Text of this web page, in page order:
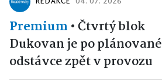
Premium •Čtvrtý blok
Dukovan je po plánované
odstávce zpět v provozu